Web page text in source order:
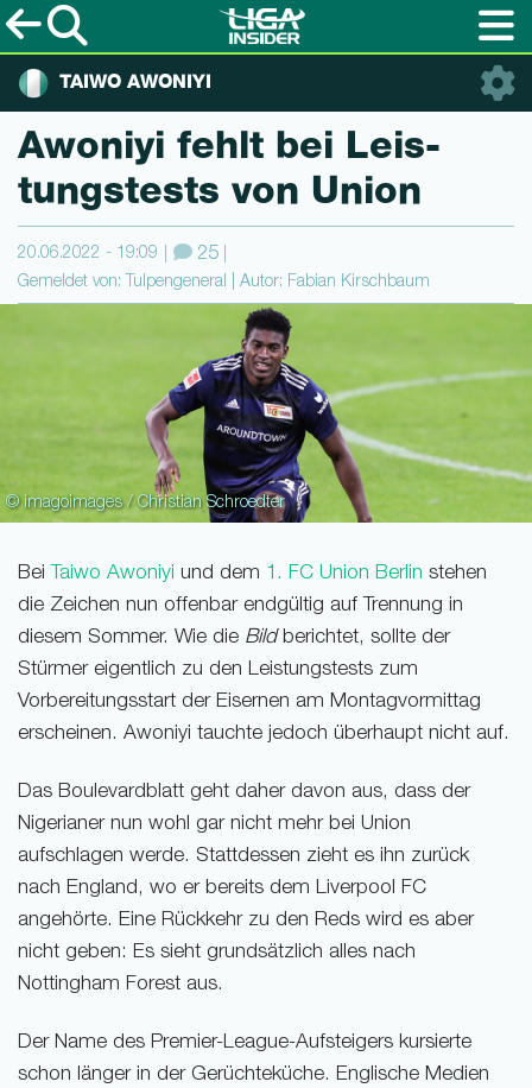
TAIWO AWONIYI
Awoniyi fehlt bei Leis­
tungstests von Union
20.06.2022 - 19:09 25
Gemeldet von: Tulpengeneral | Autor: Fabian Kirschbaum
© imagoimages / Christian Schroedter
Bei Taiwo Awoniyi und dem 1. FC Union Berlin stehen
die Zeichen nun offenbar endgültig auf Trennung in
diesem Sommer. Wie die Bildberichtet, sollte der
Stürmer eigentlich zu den Leistungstests zum
Vorbereitungsstart der Eisernen am Montagvormittag
erscheinen. Awoniyi tauchte jedoch überhaupt nicht auf.
Das Boulevardblatt geht daher davon aus, dass der
Nigerianer nun wohl gar nicht mehr bei Union
aufschlagen werde. Stattdessen zieht es ihn zurück
nach England, wo er bereits dem Liverpool FC
angehörte. Eine Rückkehr zu den Reds wird es aber
nicht geben: Es sieht grundsätzlich alles nach
Nottingham Forest aus.
Der Name des Premier-League-Aufsteigers kursierte
schon länger in der Gerüchteküche. Englische Medien